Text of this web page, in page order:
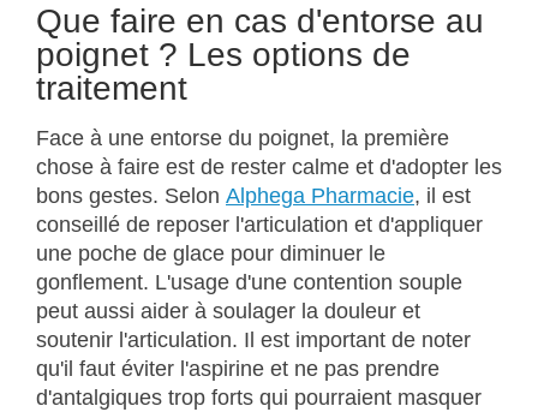
Que faire en cas d'entorse au
poignet ? Les options de
traitement
Face à une entorse du poignet, la première
chose à faire est de rester calme et d'adopter les
bons gestes. Selon Alphega Pharmacie, il est
conseillé de reposer l'articulation et d'appliquer
une poche de glace pour diminuer le
gonflement. L'usage d'une contention souple
peut aussi aider à soulager la douleur et
soutenir l'articulation. Il est important de noter
qu'il faut éviter l'aspirine et ne pas prendre
d'antalgiques trop forts qui pourraient masquer